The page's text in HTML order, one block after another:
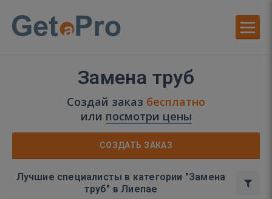
Замена труб
Создай заказ бесплатно
или посмотри цены
СОЗДАТЬ ЗАКАЗ
Лучшие специалисты в категории "Замена
труб" в Лиепае